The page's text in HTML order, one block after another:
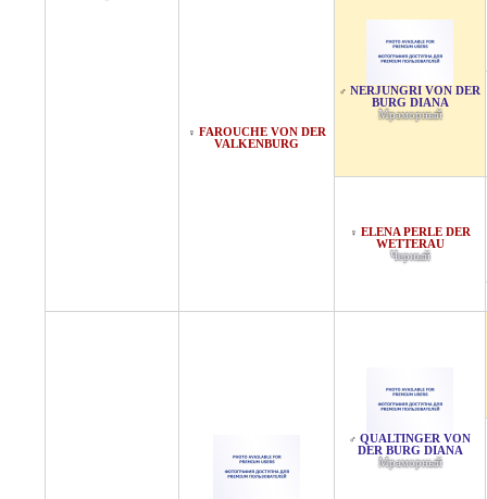
♀ FAROUCHE VON DER
VALKENBURG
♂ NERJUNGRI VON DER
BURG DIANA
Мраморный
♀ ELENA PERLE DER
WETTERAU
Черный
♂ QUALTINGER VON
DER BURG DIANA
Мраморный